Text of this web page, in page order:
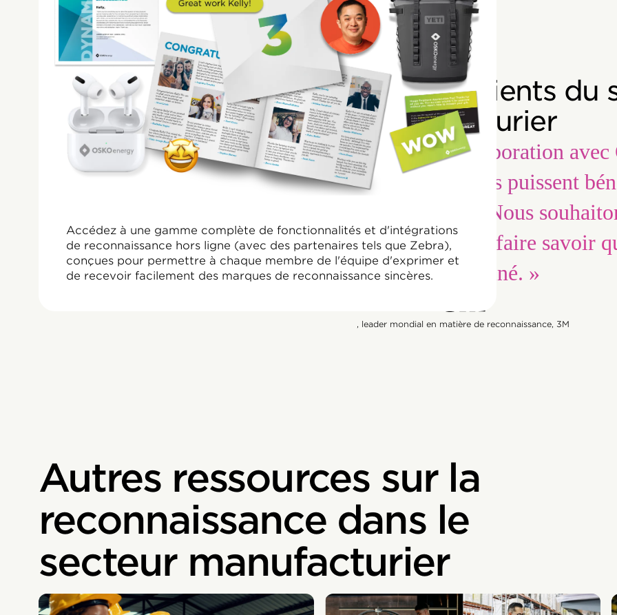
Accédez à une gamme complète de fonctionnalités et d'intégrations
de reconnaissance hors ligne (avec des partenaires tels que Zebra),
conçues pour permettre à chaque membre de l'équipe d'exprimer et
de recevoir facilement des marques de reconnaissance sincères.
Ce que disent nos clients du
manufacturier
« Nous avons travaillé en étroite collaboration avec
nous assurer que tous les employés puissent
programme de reconnaissance]. Nous
l'engagement de nos employés et leur faire savoir
leur est destiné. »
, leader mondial en matière de reconnaissance, 3M
Autres ressources sur la
reconnaissance dans le
secteur manufacturier